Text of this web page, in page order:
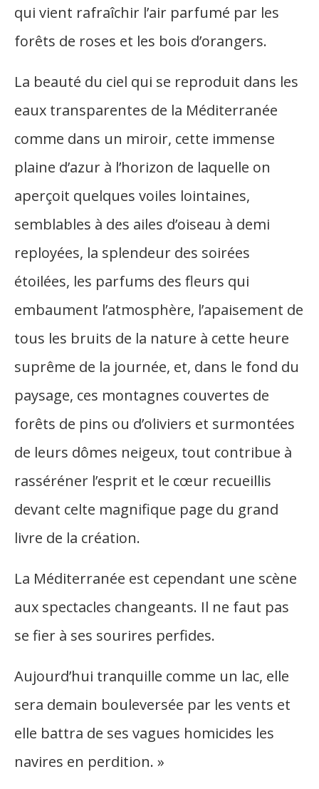
qui vient rafraîchir l’air parfumé par les
forêts de roses et les bois d’orangers.
La beauté du ciel qui se reproduit dans les
eaux transparentes de la Méditerranée
comme dans un miroir, cette immense
plaine d’azur à l’horizon de laquelle on
aperçoit quelques voiles lointaines,
semblables à des ailes d’oiseau à demi
reployées, la splendeur des soirées
étoilées, les parfums des fleurs qui
embaument l’atmosphère, l’apaisement de
tous les bruits de la nature à cette heure
suprême de la journée, et, dans le fond du
paysage, ces montagnes couvertes de
forêts de pins ou d’oliviers et surmontées
de leurs dômes neigeux, tout contribue à
rasséréner l’esprit et le cœur recueillis
devant celte magnifique page du grand
livre de la création.
La Méditerranée est cependant une scène
aux spectacles changeants. Il ne faut pas
se fier à ses sourires perfides.
Aujourd’hui tranquille comme un lac, elle
sera demain bouleversée par les vents et
elle battra de ses vagues homicides les
navires en perdition. »